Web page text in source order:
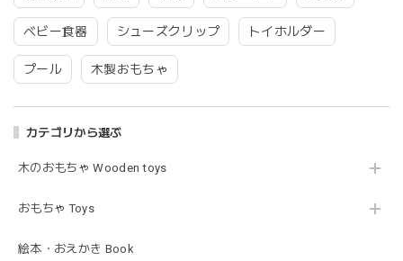
ベビー食器 シューズクリップ トイホルダー
プール 木製おもちゃ
カテゴリから選ぶ
木のおもちゃ Wooden toys
おもちゃ Toys
絵本・おえかき Book
したがかわいいので問題なし^ ^ありがとうございました♡
2026/02/21
この度は迅速丁寧な対応をありがとうございました(^^) 梱包